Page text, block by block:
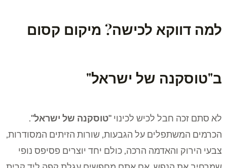
למה דווקא לכישה? מיקום קסום
ב"טוסקנה של ישראל"
לא סתם זכה חבל לכיש לכינוי "טוסקנה של ישראל".
הכרמים המשתפלים על הגבעות, שורות הזיתים המסודרות,
צבעי הירוק והאדמה הרכה, כולם יחד יוצרים פסיפס נופי